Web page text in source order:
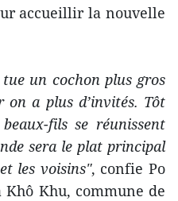
accueillir la nouvelle
un cochon plus gros
on a plus d’invités. Tôt
fils se réunissent
sera le plat principal
les voisins", confie Po
Khô Khu, commune de